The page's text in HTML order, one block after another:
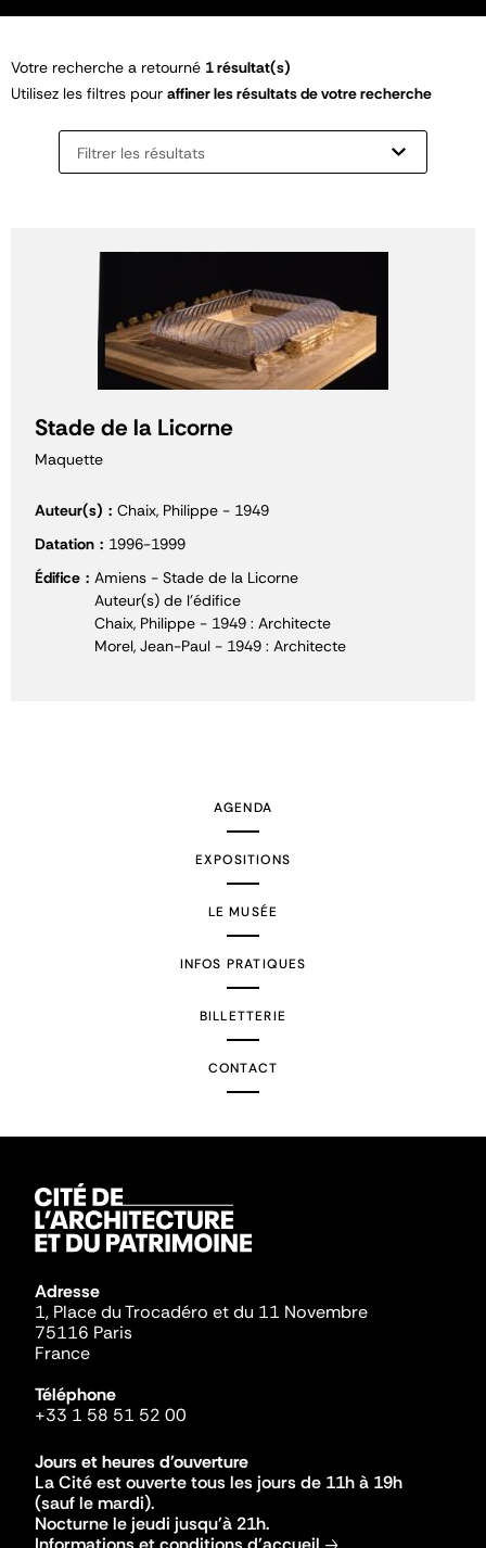
Votre recherche a retourné 1 résultat(s)
Utilisez les filtres pour affiner les résultats de votre recherche
Filtrer les résultats
Stade de la Licorne
Maquette
Auteur(s)
Chaix, Philippe - 1949
Datation
1996-1999
Édifice
Amiens - Stade de la Licorne
Auteur(s) de l'édifice
Chaix, Philippe - 1949 : Architecte
Morel, Jean-Paul - 1949 : Architecte
AGENDA
EXPOSITIONS
LE MUSÉE
INFOS PRATIQUES
BILLETTERIE
CONTACT
Adresse
1, Place du Trocadéro et du 11 Novembre
75116 Paris
France
Téléphone
+33 1 58 51 52 00
Jours et heures d'ouverture
La Cité est ouverte tous les jours de 11h à 19h
(sauf le mardi).
Nocturne le jeudi jusqu'à 21h.